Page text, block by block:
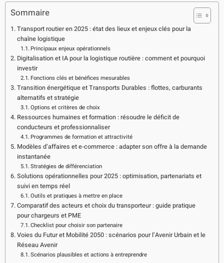
Sommaire
Transport routier en 2025 : état des lieux et enjeux clés pour la
chaîne logistique
Principaux enjeux opérationnels
Digitalisation et IA pour la logistique routière : comment et pourquoi
investir
Fonctions clés et bénéfices mesurables
Transition énergétique et Transports Durables : flottes, carburants
alternatifs et stratégie
Options et critères de choix
Ressources humaines et formation : résoudre le déficit de
conducteurs et professionnaliser
Programmes de formation et attractivité
Modèles d’affaires et e‑commerce : adapter son offre à la demande
instantanée
Stratégies de différenciation
Solutions opérationnelles pour 2025 : optimisation, partenariats et
suivi en temps réel
Outils et pratiques à mettre en place
Comparatif des acteurs et choix du transporteur : guide pratique
pour chargeurs et PME
Checklist pour choisir son partenaire
Voies du Futur et Mobilité 2050 : scénarios pour l’Avenir Urbain et le
Réseau Avenir
Scénarios plausibles et actions à entreprendre